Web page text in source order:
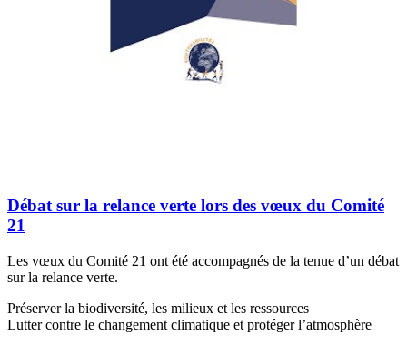
Débat sur la relance verte lors des vœux du Comité
21
Les vœux du Comité 21 ont été accompagnés de la tenue d’un débat
sur la relance verte.
Préserver la biodiversité, les milieux et les ressources
Lutter contre le changement climatique et protéger l’atmosphère